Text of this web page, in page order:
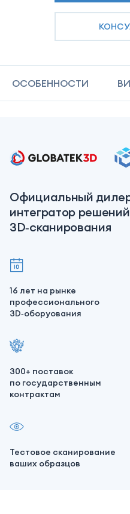
ОСОБЕННОСТИ
Официальный
интегратор
3D‑сканирования
16 лет на рынке
профессионального
3D‑оборуования
300+ поставок
по государственным
контрактам
Тестовое сканирование
ваших образцов